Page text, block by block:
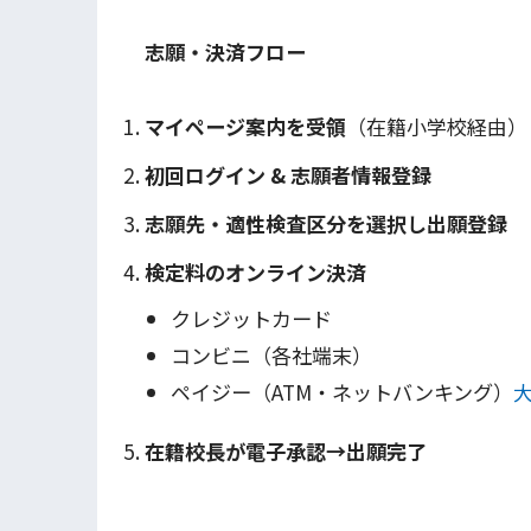
志願・決済フロー
マイページ案内を受領 （在籍小学校経由）
初回ログイン & 志願者情報登録
志願先・適性検査区分を選択し出願登録
検定料のオンライン決済
クレジットカード
コンビニ（各社端末）
ペイジー（ATM・ネットバンキング）
在籍校長が電子承認→出願完了